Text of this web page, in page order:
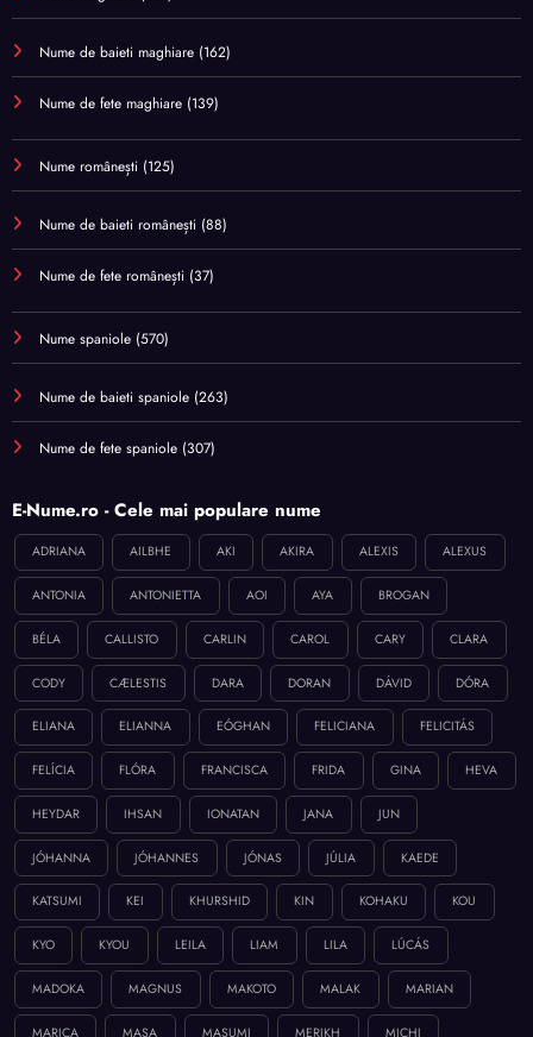
Nume de baieti maghiare (162)
Nume de fete maghiare (139)
Nume românești (125)
Nume de baieti românești (88)
Nume de fete românești (37)
Nume spaniole (570)
Nume de baieti spaniole (263)
Nume de fete spaniole (307)
E-Nume.ro - Cele mai populare nume
ADRIANA AILBHE AKI AKIRA ALEXIS ALEXUS
ANTONIA ANTONIETTA AOI AYA BROGAN
BÉLA CALLISTO CARLIN CAROL CARY CLARA
CODY CÆLESTIS DARA DORAN DÁVID DÓRA
ELIANA ELIANNA EÓGHAN FELICIANA FELICITÁS
FELÍCIA FLÓRA FRANCISCA FRIDA GINA HEVA
HEYDAR IHSAN IONATAN JANA JUN
JÓHANNA JÓHANNES JÓNAS JÚLIA KAEDE
KATSUMI KEI KHURSHID KIN KOHAKU KOU
KYO KYOU LEILA LIAM LILA LÚCÁS
MADOKA MAGNUS MAKOTO MALAK MARIAN
MARICA MASA MASUMI MERIKH MICHI